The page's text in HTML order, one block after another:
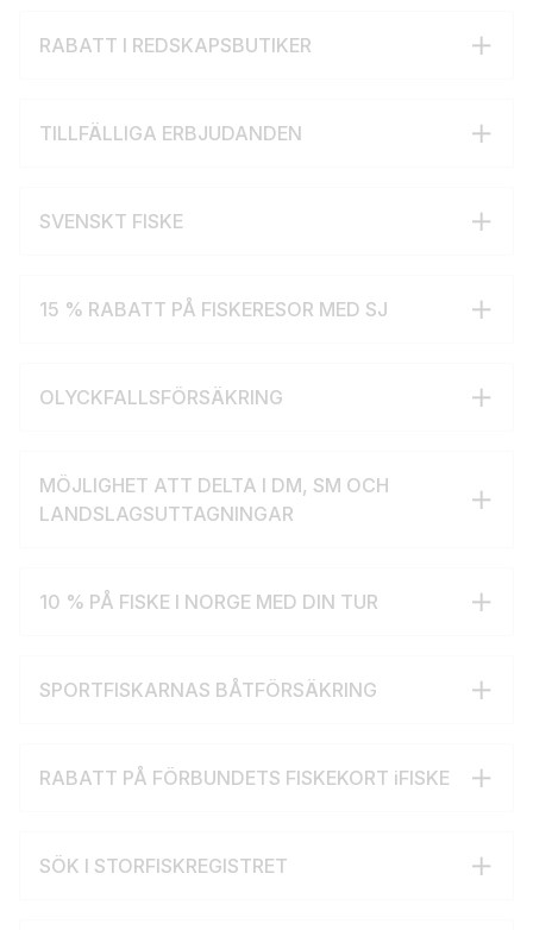
RABATT I REDSKAPSBUTIKER
TILLFÄLLIGA ERBJUDANDEN
SVENSKT FISKE
15 % RABATT PÅ FISKERESOR MED SJ
OLYCKFALLSFÖRSÄKRING
MÖJLIGHET ATT DELTA I DM, SM OCH
LANDSLAGSUTTAGNINGAR
10 % PÅ FISKE I NORGE MED DIN TUR
SPORTFISKARNAS BÅTFÖRSÄKRING
RABATT PÅ FÖRBUNDETS FISKEKORT iFISKE
SÖK I STORFISKREGISTRET